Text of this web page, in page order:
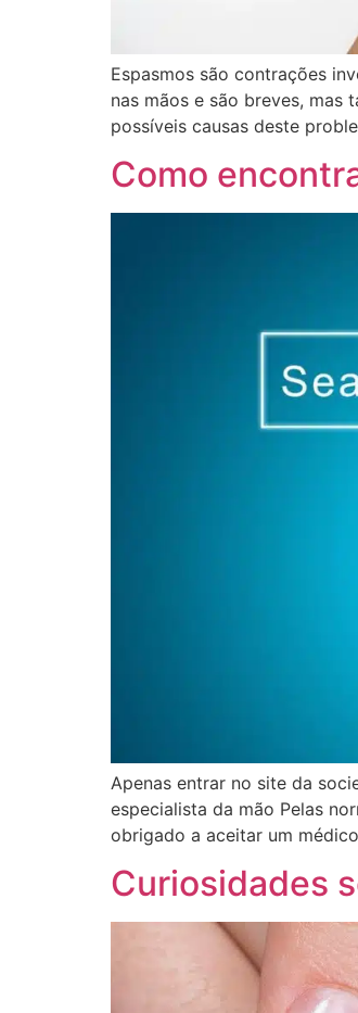
Espasmos são contrações
nas mãos e são breves,
possíveis causas deste
Como
Apenas entrar no site da
especialista da mão Pelas
obrigado a aceitar um
Curiosidades